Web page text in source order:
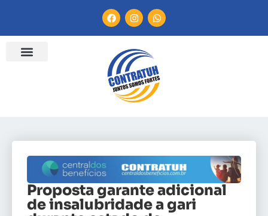
Proposta garante adicional
de insalubridade a gari